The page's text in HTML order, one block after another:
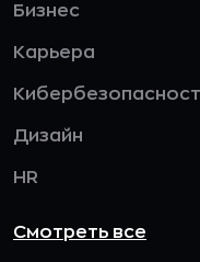
Бизнес
Карьера
Дизайн
HR
Смотреть все